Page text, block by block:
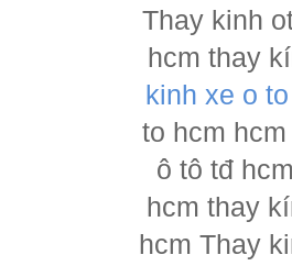
Thay kinh
hcm thay
kinh xe o
to hcm
ô tô tđ
hcm thay
hcm Thay